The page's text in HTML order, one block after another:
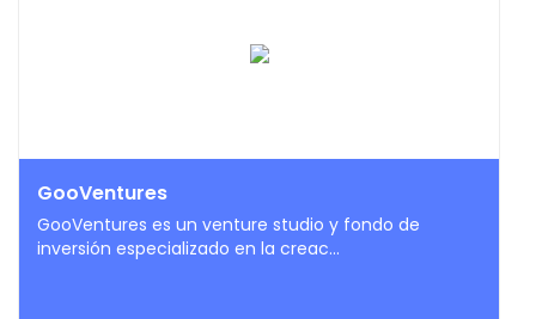
GooVentures
GooVentures es un venture studio y fondo de
inversión especializado en la creac...